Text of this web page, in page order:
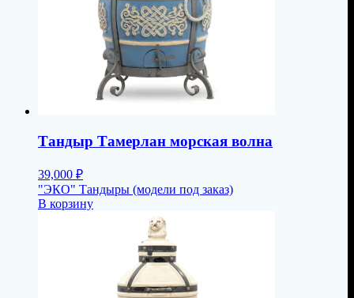
Тандыр Тамерлан морская волна
39,000 ₽
"ЭКО" Тандыры (модели под заказ)
В корзину